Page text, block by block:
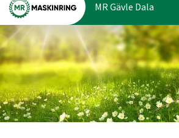
MR Gävle Dala